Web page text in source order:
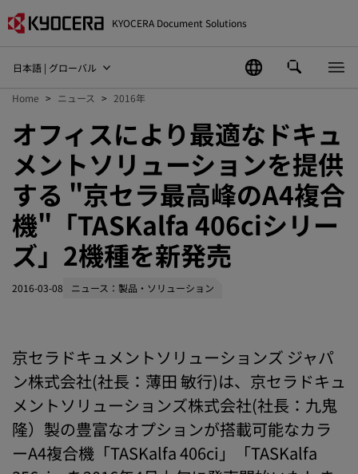
KYOCERA Document Solutions
日本語 | グローバル
Home ニュース 2016年
オフィスにより最適なドキュ
メントソリューションを提供
する "京セラ最高峰のA4複合
機"「TASKalfa 406ciシリー
ズ」2機種を新発売
2016-03-08 ニュース：製品・ソリューション
京セラドキュメントソリューションズ ジャパ
ン株式会社(社長：薄田 敏行)は、京セラドキュ
メントソリューションズ株式会社(社長：九鬼
隆）製の豊富なオプションが搭載可能なカラ
ーA4複合機「TASKalfa 406ci」「TASKalfa